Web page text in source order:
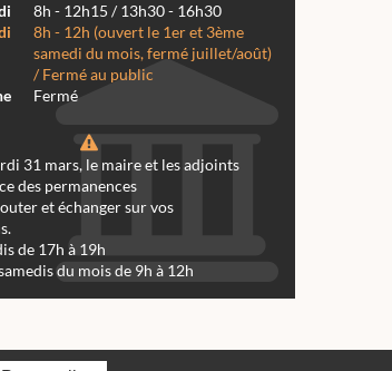
8h - 12h15 / 13h30 - 16h30
8h - 12h (ouvert le 1er et 3ème
samedi du mois, fermé juillet/août)
/ Fermé au public
Fermé
31 mars, le maire et les adjoints
des permanences
et échanger sur vos
de 17h à 19h
du mois de 9h à 12h